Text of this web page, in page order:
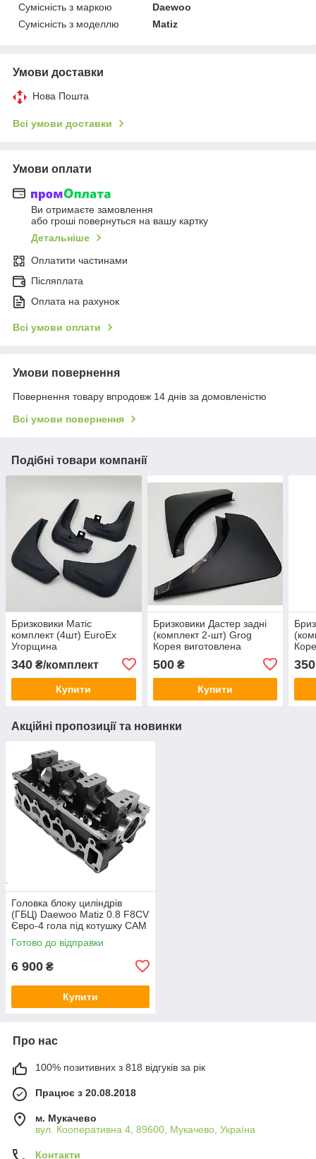
Сумісність з маркою
Daewoo
Сумісність з моделлю
Matiz
Умови доставки
Нова Пошта
Всі умови доставки
Умови оплати
Ви отримаєте замовлення
або гроші повернуться на вашу картку
Детальніше
Оплатити частинами
Післяплата
Оплата на рахунок
Всі умови оплати
Умови повернення
Повернення товару впродовж 14 днів за домовленістю
Всі умови повернення
Подібні товари компанії
Бризковики Матіс
комплект (4шт) EuroEx
Угорщина
340 ₴/комплект
Купити
Бризковики Дастер задні
(комплект 2-шт) Grog
Корея виготовлена
вимог виробника Duster
Renault
500₴
Купити
350
Акційні пропозиції та новинки
Головка блоку циліндрів
(ГБЦ) Daewoo Matiz 0.8 F8CV
Євро-4 гола під котушку CAM
96659547 відновлює
компресію
Готово до відправки
6 900 ₴
Купити
Про нас
100% позитивних з 818 відгуків за рік
Працює з 20.08.2018
м. Мукачево
вул. Кооперативна 4, 89600, Мукачево, Україна
Контакти